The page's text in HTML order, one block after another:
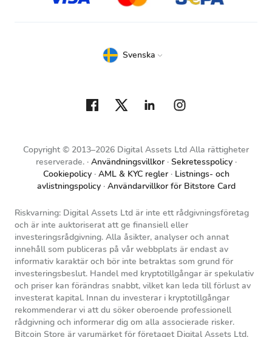
Copyright © 2013–2026 Digital Assets Ltd Alla rättigheter
reserverade.
Användningsvillkor
Sekretesspolicy
Cookiepolicy
AML & KYC regler
Listnings- och
avlistningspolicy
Användarvillkor för Bitstore Card
Svenska
Riskvarning: Digital Assets Ltd är inte ett rådgivningsföretag
och är inte auktoriserat att ge finansiell eller
investeringsrådgivning. Alla åsikter, analyser och annat
innehåll som publiceras på vår webbplats är endast av
informativ karaktär och bör inte betraktas som grund för
investeringsbeslut. Handel med kryptotillgångar är spekulativ
och priser kan förändras snabbt, vilket kan leda till förlust av
investerat kapital. Innan du investerar i kryptotillgångar
rekommenderar vi att du söker oberoende professionell
rådgivning och informerar dig om alla associerade risker.
Bitcoin Store är varumärket för företaget Digital Assets Ltd.